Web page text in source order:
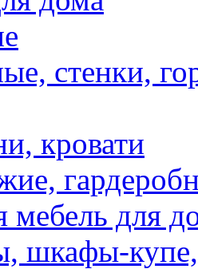
стенки,
кровати
мебель для
шкафы-купе,